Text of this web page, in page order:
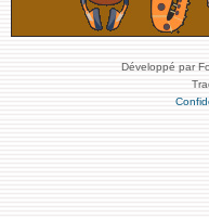
Développé par